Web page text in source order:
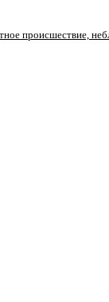
происшествие,